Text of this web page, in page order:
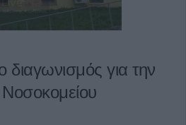
διαγωνισμός για την
Νοσοκομείου